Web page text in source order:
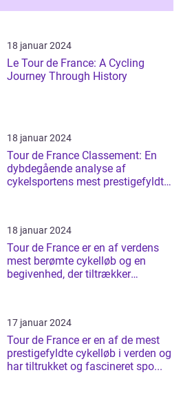
18 januar 2024
Le Tour de France: A Cycling
Journey Through History
18 januar 2024
Tour de France Classement: En
dybdegående analyse af
cykelsportens mest prestigefyldte
18 januar 2024
Tour de France er en af verdens
mest berømte cykelløb og en
begivenhed, der tiltrækker
17 januar 2024
Tour de France er en af de mest
prestigefyldte cykelløb i verden og
har tiltrukket og fascineret spo...